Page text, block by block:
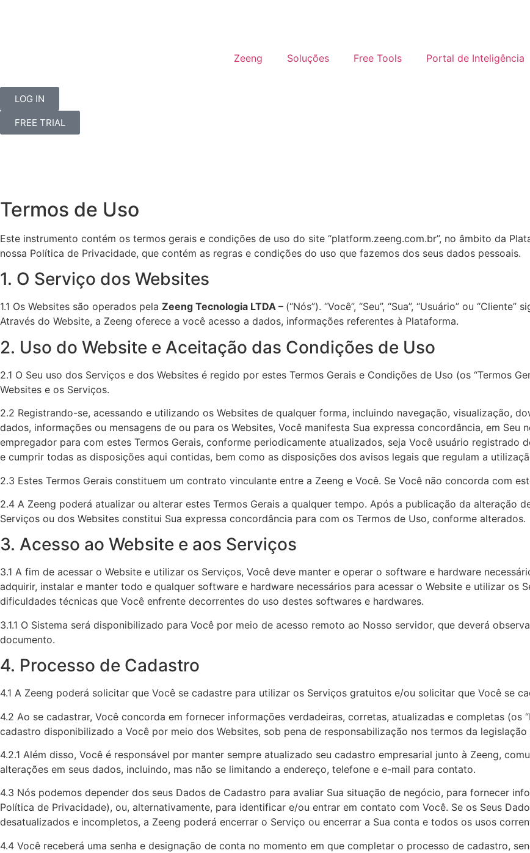
Zeeng Soluções Free Tools Portal de Inteligência
LOG IN
FREE TRIAL
Termos de Uso
Este instrumento contém os termos gerais e condições de uso do site “platform.zeeng.com.br”, no âmbito da
nossa Política de Privacidade, que contém as regras e condições do uso que fazemos dos seus dados pessoais.‍
1. O Serviço dos Websites
1.1 Os Websites são operados pela Zeeng Tecnologia LTDA – (“Nós”). “Você”, “Seu”, “Sua”, “Usuário” ou
Através do Website, a Zeeng oferece a você acesso a dados, informações referentes à Plataforma.‍
2. Uso do Website e Aceitação das Condições de Uso
2.1 O Seu uso dos Serviços e dos Websites é regido por estes Termos Gerais e Condições de Uso (os “Termos
Websites e os Serviços.
2.2 Registrando-se, acessando e utilizando os Websites de qualquer forma, incluindo navegação, visualização,
dados, informações ou mensagens de ou para os Websites, Você manifesta Sua expressa concordância, em Seu
empregador para com estes Termos Gerais, conforme periodicamente atualizados, seja Você usuário registrado
e cumprir todas as disposições aqui contidas, bem como as disposições dos avisos legais que regulam a
2.3 Estes Termos Gerais constituem um contrato vinculante entre a Zeeng e Você. Se Você não concorda com
2.4 A Zeeng poderá atualizar ou alterar estes Termos Gerais a qualquer tempo. Após a publicação da alteração
Serviços ou dos Websites constitui Sua expressa concordância para com os Termos de Uso, conforme alterados.‍
3. Acesso ao Website e aos Serviços
3.1 A fim de acessar o Website e utilizar os Serviços, Você deve manter e operar o software e hardware
adquirir, instalar e manter todo e qualquer software e hardware necessários para acessar o Website e utilizar os
dificuldades técnicas que Você enfrente decorrentes do uso destes softwares e hardwares.
3.1.1 O Sistema será disponibilizado para Você por meio de acesso remoto ao Nosso servidor, que deverá
documento.
4. Processo de Cadastro
4.1 A Zeeng poderá solicitar que Você se cadastre para utilizar os Serviços gratuitos e/ou solicitar que Você se
4.2 Ao se cadastrar, Você concorda em fornecer informações verdadeiras, corretas, atualizadas e completas
cadastro disponibilizado a Você por meio dos Websites, sob pena de responsabilização nos termos da
4.2.1 Além disso, Você é responsável por manter sempre atualizado seu cadastro empresarial junto à Zeeng,
alterações em seus dados, incluindo, mas não se limitando a endereço, telefone e e-mail para contato.
4.3 Nós podemos depender dos seus Dados de Cadastro para avaliar Sua situação de negócio, para fornecer
Política de Privacidade), ou, alternativamente, para identificar e/ou entrar em contato com Você. Se os Seus
desatualizados e incompletos, a Zeeng poderá encerrar o Serviço ou encerrar a Sua conta e todos os usos
4.4 Você receberá uma senha e designação de conta no momento em que completar o processo de cadastro,